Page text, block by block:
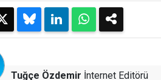
Tuğçe Özdemir İnternet Editörü